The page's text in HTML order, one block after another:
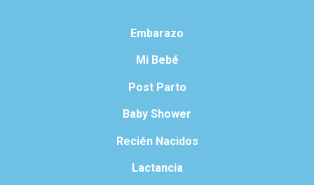
Embarazo
Mi Bebé
Post Parto
Baby Shower
Recién Nacidos
Lactancia